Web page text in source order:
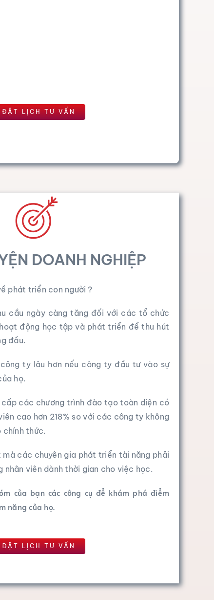
ĐẶT LỊCH TƯ ​​VẤN
DOANH NGHIỆP
phát triển con người ?
cầu ngày càng tăng đối với các tổ chức
động học tập và phát triển để thu hút
đầu.
ty lâu hơn nếu công ty đầu tư vào sự
họ.
các chương trình đào tạo toàn diện có
cao hơn 218% so với các công ty không
chính thức.
mà các chuyên gia phát triển tài năng phải
nhân viên dành thời gian cho việc học.
của bạn các công cụ để khám phá điểm
năng của họ.
ĐẶT LỊCH TƯ ​​VẤN